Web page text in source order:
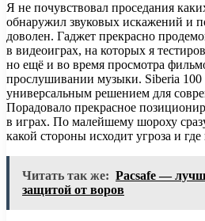
Я не почувствовал проседания
обнаружил звуковых искажений и
доволен. Гаджет прекрасно
в видеоиграх, на которых я
но ещё и во время просмотра
прослушивании музыки. Siberia 100
универсальным решением для
Порадовало прекрасное
в играх. По малейшему шороху
какой стороны исходит угроза и где
Читать так же: Pacsafe —
защитой от воров